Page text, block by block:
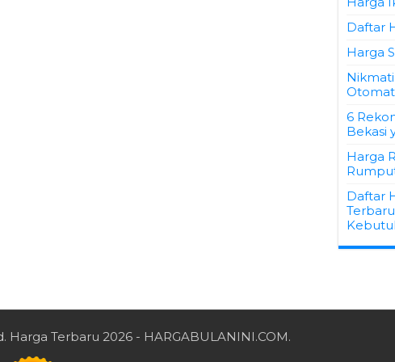
Daftar
Harga
6
Bekasi
Harga
Daftar
Harga Terbaru 2026 - HARGABULANINI.COM.